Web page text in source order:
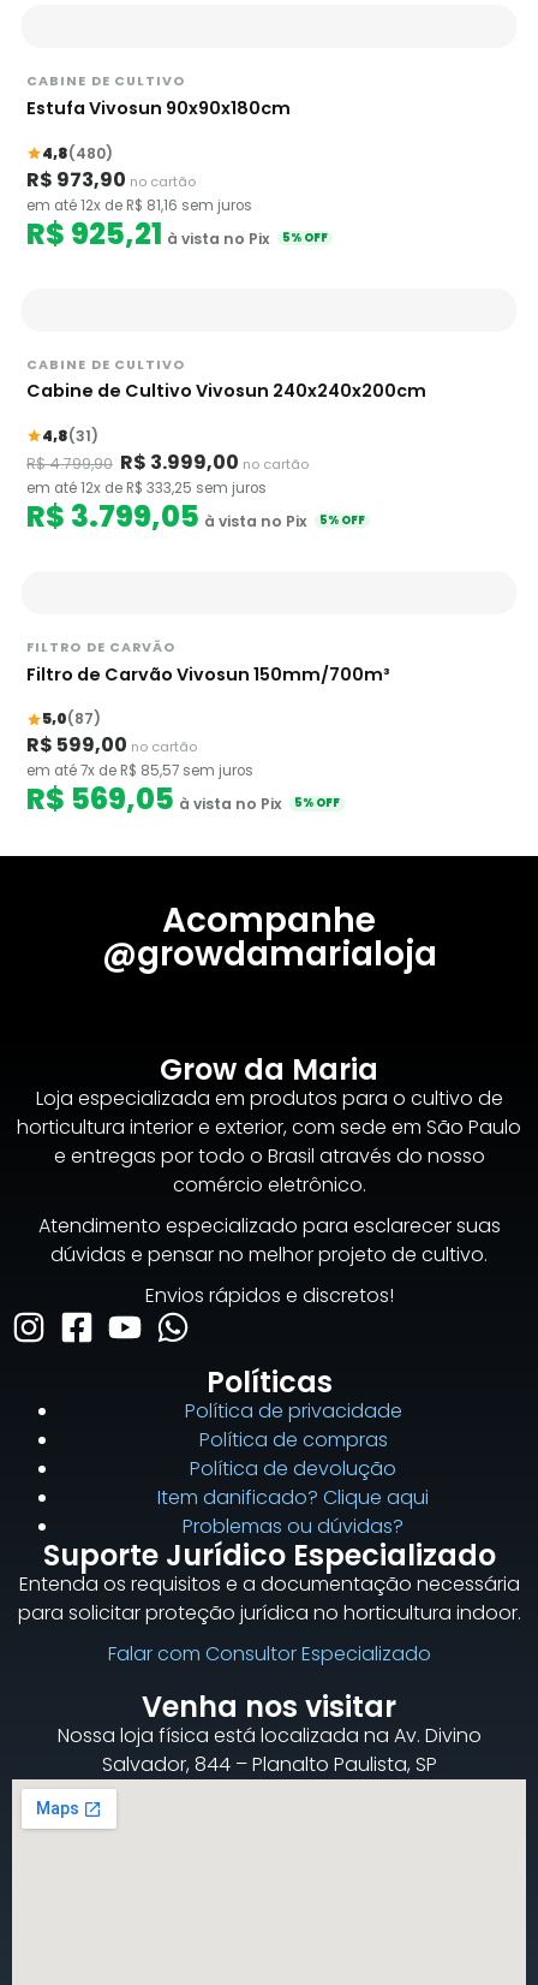
CABINE DE CULTIVO
Estufa Vivosun 90x90x180cm
4,8(480)
R$ 973,90 no cartão
em até 12x de R$ 81,16 sem juros
R$ 925,21 à vista no Pix 5% OFF
CABINE DE CULTIVO
Cabine de Cultivo Vivosun 240x240x200cm
4,8(31)
R$ 4.799,90 R$ 3.999,00 no cartão
em até 12x de R$ 333,25 sem juros
R$ 3.799,05 à vista no Pix 5% OFF
FILTRO DE CARVÃO
Filtro de Carvão Vivosun 150mm/700m³
5,0(87)
R$ 599,00 no cartão
em até 7x de R$ 85,57 sem juros
R$ 569,05 à vista no Pix 5% OFF
Acompanhe
@growdamarialoja
Grow da Maria
Loja especializada em produtos para o cultivo de
horticultura interior e exterior, com sede em São Paulo
e entregas por todo o Brasil através do nosso
comércio eletrônico.
Atendimento especializado para esclarecer suas
dúvidas e pensar no melhor projeto de cultivo.
Envios rápidos e discretos!
Políticas
Política de privacidade
Política de compras
Política de devolução
Item danificado? Clique aqui
Problemas ou dúvidas?
Suporte Jurídico Especializado
Entenda os requisitos e a documentação necessária
para solicitar proteção jurídica no horticultura indoor.
Falar com Consultor Especializado
Venha nos visitar
Nossa loja física está localizada na Av. Divino
Salvador, 844 – Planalto Paulista, SP